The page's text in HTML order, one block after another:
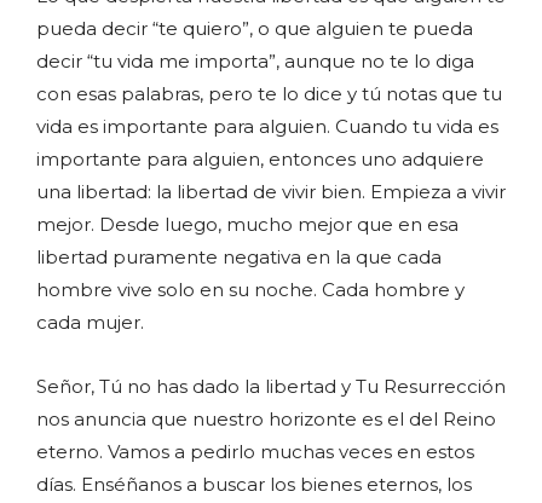
pueda decir “te quiero”, o que alguien te pueda
decir “tu vida me importa”, aunque no te lo diga
con esas palabras, pero te lo dice y tú notas que tu
vida es importante para alguien. Cuando tu vida es
importante para alguien, entonces uno adquiere
una libertad: la libertad de vivir bien. Empieza a vivir
mejor. Desde luego, mucho mejor que en esa
libertad puramente negativa en la que cada
hombre vive solo en su noche. Cada hombre y
cada mujer.
Señor, Tú no has dado la libertad y Tu Resurrección
nos anuncia que nuestro horizonte es el del Reino
eterno. Vamos a pedirlo muchas veces en estos
días. Enséñanos a buscar los bienes eternos, los